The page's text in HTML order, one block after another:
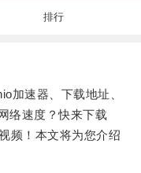
排行
速器、下载地址、
络速度？快来下载
频！本文将为您介绍